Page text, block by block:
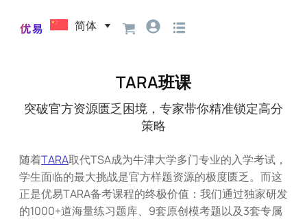
简体
TARA班课
突破官方资源匮乏困境，专家带你精准锁定高分
策略
随着TARA取代TSA成为牛津大学多门专业的入学考试，
学生面临的最大挑战是官方样题资源的极度匮乏。而这
正是优易TARA备考课程的终极价值：我们通过独家研发
的1000+道海量练习题库、9套原创模考题以及3套专属